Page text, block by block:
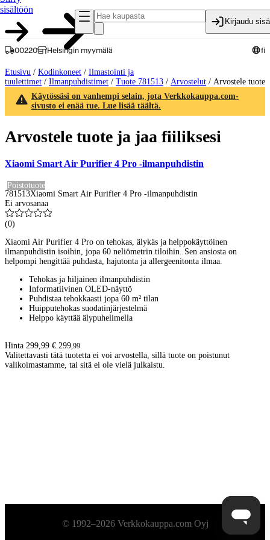
sisältöön
Kirjaudu
00220 Helsingin myymälä fi
Etusivu / Kodinkoneet / Ilmastointi ja
tuulettimet / Ilmanpuhdistimet / Tuote 781513 / Arvostelut / Arvostele tuote
Käytössäsi on vanhempi selain, jota Verkkokauppa.com-
sivusto ei enää tue. Lue lisää täältä.
Arvostele tuote ja jaa fiiliksesi
Xiaomi Smart Air Purifier 4 Pro -ilmanpuhdistin
Poistotuote
781513Xiaomi Smart Air Purifier 4 Pro -ilmanpuhdistin
Ei arvosanaa
(0)
Xiaomi Air Purifier 4 Pro on tehokas, älykäs ja helppokäyttöinen
ilmanpuhdistin isoihin, jopa 60 neliömetrin tiloihin. Sen ansiosta on
helpompi hengittää puhdasta, hajutonta ja allergeenitonta ilmaa.
Tehokas ja hiljainen ilmanpuhdistin
Informatiivinen OLED-näyttö
Puhdistaa tehokkaasti jopa 60 m² tilan
Huipputehokas suodatinjärjestelmä
Helppo käyttää älypuhelimella
Hinta 299,99 €. 299,99
Valitettavasti tätä tuotetta ei voi arvostella, sillä tuote on poistunut
valikoimastamme, tai sitä ei ole vielä julkaistu.
Alatunniste© 1992–2026 Verkkokauppa.com Oyj